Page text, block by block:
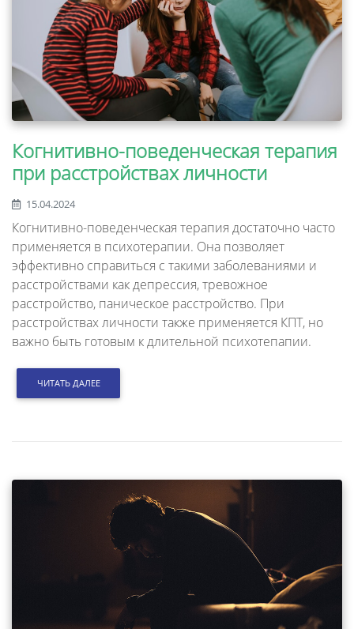
Когнитивно-поведенческая терапия
при расстройствах личности
15.04.2024
Когнитивно-поведенческая терапия достаточно часто
применяется в психотерапии. Она позволяет
эффективно справиться с такими заболеваниями и
расстройствами как депрессия, тревожное
расстройство, паническое расстройство. При
расстройствах личности также применяется КПТ, но
важно быть готовым к длительной психотепапии.
ЧИТАТЬ ДАЛЕЕ